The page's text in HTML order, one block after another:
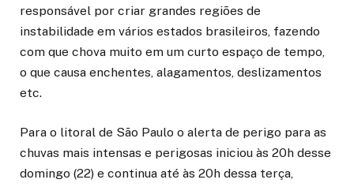
responsável por criar grandes regiões de
instabilidade em vários estados brasileiros, fazendo
com que chova muito em um curto espaço de tempo,
o que causa enchentes, alagamentos, deslizamentos
etc.
Para o litoral de São Paulo o alerta de perigo para as
chuvas mais intensas e perigosas iniciou às 20h desse
domingo (22) e continua até às 20h dessa terça,